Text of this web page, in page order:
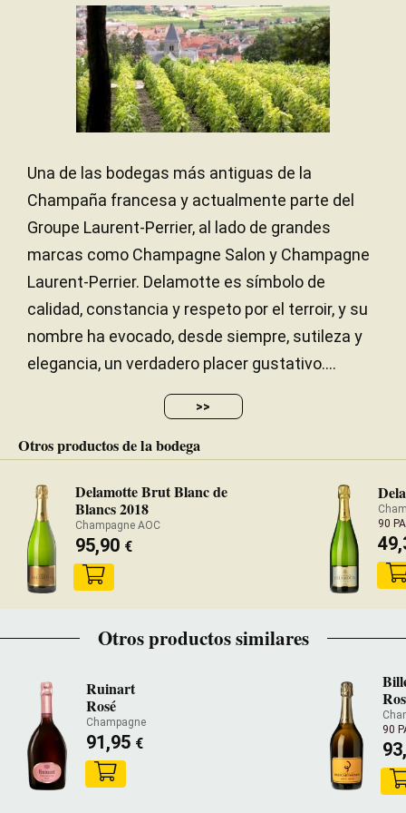
aroma – the merest hint of red fruit. Bone dry but
rather severe after the Wiston. Almost frothy. A
little bit aggressive.
— Julia Harding (28/9/2016)
JancisRobinson.com
Una de las bodegas más antiguas de la
Champaña francesa y actualmente parte del
Groupe Laurent-Perrier, al lado de grandes
marcas como Champagne Salon y Champagne
Laurent-Perrier. Delamotte es símbolo de
calidad, constancia y respeto por el terroir, y su
nombre ha evocado, desde siempre, sutileza y
elegancia, un verdadero placer gustativo....
>>
Otros productos de la bodega
Delamotte Brut Blanc de
Blancs 2018
Champagne AOC
95,90 €
90
Otros productos similares
Ruinart
Rosé
Champagne
91,95 €
90